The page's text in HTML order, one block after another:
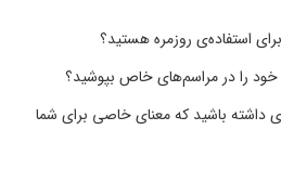
استفاده‌ی روزمره هستید؟
خود را در مراسم‌های خاص بپوشید؟
داشته باشید که معنای خاصی برای شما